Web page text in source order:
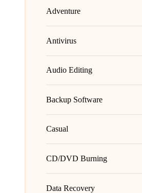
Adventure
Antivirus
Audio Editing
Backup Software
Casual
CD/DVD Burning
Data Recovery